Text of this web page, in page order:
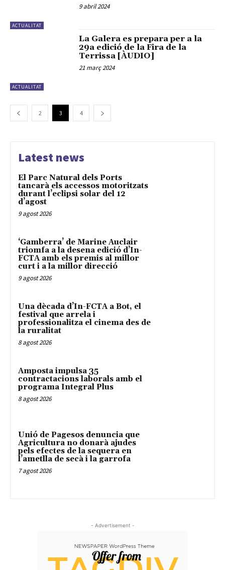
ACTUALITAT
9 abril 2024
ACTUALITAT
La Galera es prepara per a la
29a edició de la Fira de la
Terrissa [ÀUDIO]
21 març 2024
2 3 4
Latest news
El Parc Natural dels Ports
tancarà els accessos motoritzats
durant l’eclipsi solar del 12
d’agost
9 agost 2026
‘Gamberra’ de Marine Auclair
triomfa a la desena edició d’In-
FCTA amb els premis al millor
curt i a la millor direcció
9 agost 2026
Una dècada d’In-FCTA a Bot, el
festival que arrela i
professionalitza el cinema des de
la ruralitat
8 agost 2026
Amposta impulsa 35
contractacions laborals amb el
programa Integral Plus
8 agost 2026
Unió de Pagesos denuncia que
Agricultura no donarà ajudes
pels efectes de la sequera en
l’ametlla de secà i la garrofa
7 agost 2026
- Advertisement -